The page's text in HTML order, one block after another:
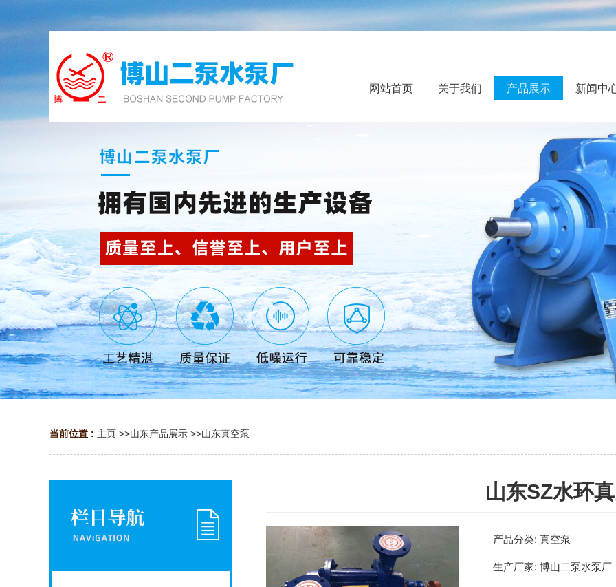
网站首页 关于我们 产品展示 新闻中
当前位置 : 主页 >>山东产品展示 >>山东真空泵
山东SZ水环
产品分类: 真空泵
生产厂家: 博山二泵水泵厂